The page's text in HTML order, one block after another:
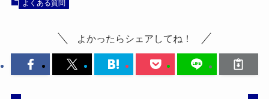
よくある質問
よかったらシェアしてね！